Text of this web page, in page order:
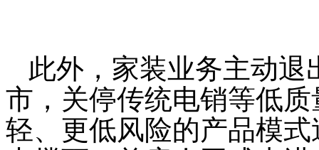
此外，家装业务主动
市，关停传统电销等低
轻、更低风险的产品模